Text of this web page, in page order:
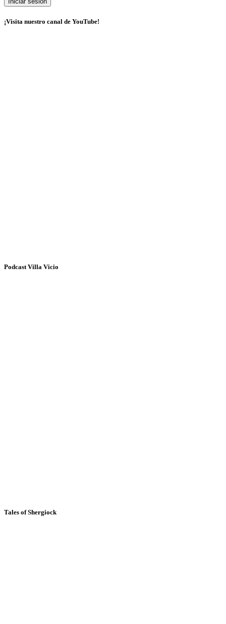
¡Visita nuestro canal de YouTube!
Podcast Villa Vicio
Tales of Shergiock